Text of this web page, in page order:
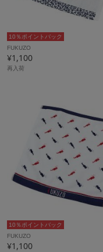
10％ポイントバック
FUKUZO
¥1,100
再入荷
10％ポイントバック
FUKUZO
¥1,100